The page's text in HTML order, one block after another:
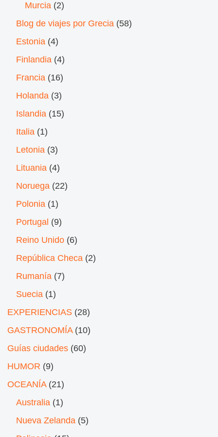
Murcia (2)
Blog de viajes por Grecia (58)
Estonia (4)
Finlandia (4)
Francia (16)
Holanda (3)
Islandia (15)
Italia (1)
Letonia (3)
Lituania (4)
Noruega (22)
Polonia (1)
Portugal (9)
Reino Unido (6)
República Checa (2)
Rumanía (7)
Suecia (1)
EXPERIENCIAS (28)
GASTRONOMÍA(10)
Guías ciudades (60)
HUMOR (9)
OCEANÍA(21)
Australia (1)
Nueva Zelanda (5)